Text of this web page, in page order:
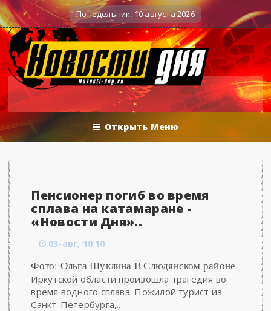
действия Вечерние баталии политологов у Соловьёва
Понедельник, 10 августа 2026
Открыть Меню
Пенсионер погиб во время
сплава на катамаране -
«Новости Дня»..
03-авг, 10:10
Фото: Ольга Шуклина В Слюдянском районе
Иркутской области произошла трагедия во
время водного сплава. Пожилой турист из
Санкт-Петербурга,...